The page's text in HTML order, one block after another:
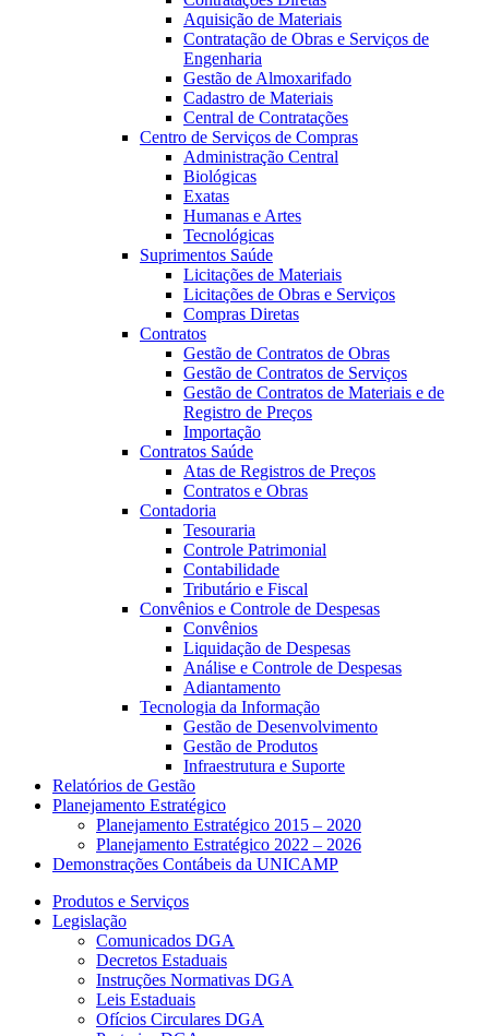
Aquisição de Materiais
Contratação de Obras e Serviços de
Engenharia
Gestão de Almoxarifado
Cadastro de Materiais
Central de Contratações
Centro de Serviços de Compras
Administração Central
Biológicas
Exatas
Humanas e Artes
Tecnológicas
Suprimentos Saúde
Licitações de Materiais
Licitações de Obras e Serviços
Compras Diretas
Contratos
Gestão de Contratos de Obras
Gestão de Contratos de Serviços
Gestão de Contratos de Materiais e de
Registro de Preços
Importação
Contratos Saúde
Atas de Registros de Preços
Contratos e Obras
Contadoria
Tesouraria
Controle Patrimonial
Contabilidade
Tributário e Fiscal
Convênios e Controle de Despesas
Convênios
Liquidação de Despesas
Análise e Controle de Despesas
Adiantamento
Tecnologia da Informação
Gestão de Desenvolvimento
Gestão de Produtos
Infraestrutura e Suporte
Relatórios de Gestão
Planejamento Estratégico
Planejamento Estratégico 2015 – 2020
Planejamento Estratégico 2022 – 2026
Demonstrações Contábeis da UNICAMP
Produtos e Serviços
Legislação
Comunicados DGA
Decretos Estaduais
Instruções Normativas DGA
Leis Estaduais
Ofícios Circulares DGA